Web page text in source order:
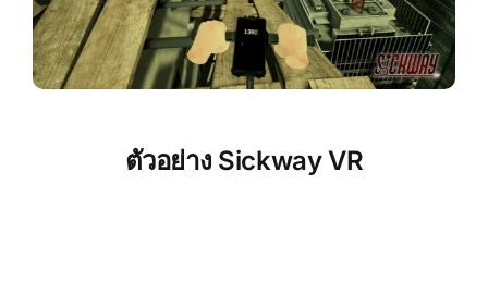
ตัวอย่าง Sickway VR